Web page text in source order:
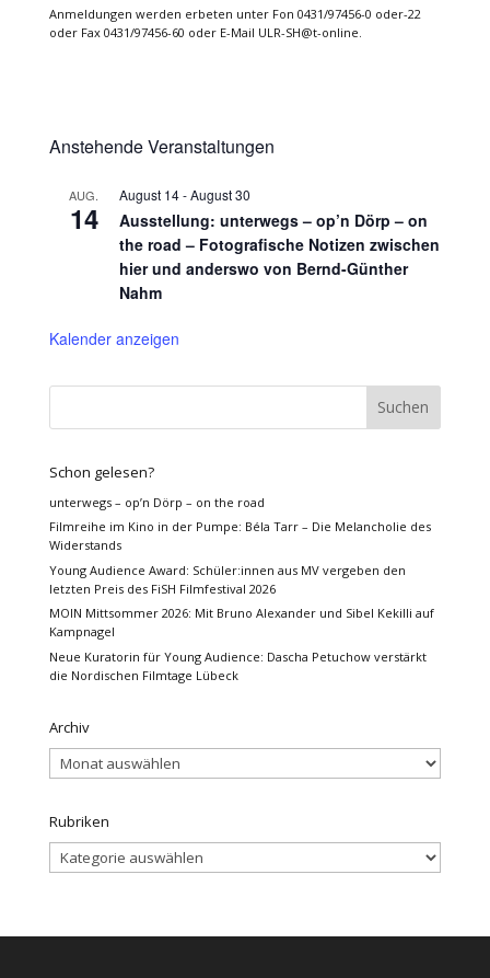
Anmeldungen werden erbeten unter Fon 0431/97456-0 oder-22
oder Fax 0431/97456-60 oder E-Mail ULR-SH@t-online.
Anstehende Veranstaltungen
AUG.
14
August 14-August 30
Ausstellung: unterwegs – op’n Dörp – on
the road – Fotografische Notizen zwischen
hier und anderswo von Bernd-Günther
Nahm
Kalender anzeigen
Schon gelesen?
unterwegs – op’n Dörp – on the road
Filmreihe im Kino in der Pumpe: Béla Tarr – Die Melancholie des
Widerstands
Young Audience Award: Schüler:innen aus MV vergeben den
letzten Preis des FiSH Filmfestival 2026
MOIN Mittsommer 2026: Mit Bruno Alexander und Sibel Kekilli auf
Kampnagel
Neue Kuratorin für Young Audience: Dascha Petuchow verstärkt
die Nordischen Filmtage Lübeck
Archiv
Archiv
Rubriken
Rubriken